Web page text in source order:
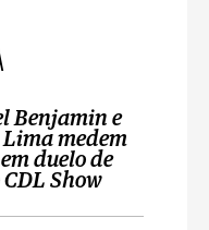
Benjamin e
Lima medem
duelo de
CDL Show